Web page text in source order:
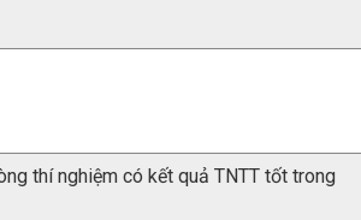
thí nghiệm có kết quả TNTT tốt trong